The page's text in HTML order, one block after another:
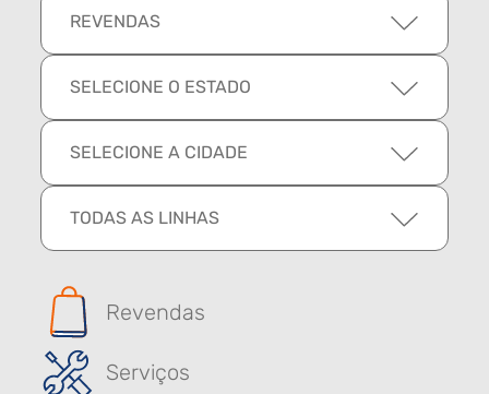
REVENDAS
SELECIONE O ESTADO
SELECIONE A CIDADE
TODAS AS LINHAS
Revendas
Serviços